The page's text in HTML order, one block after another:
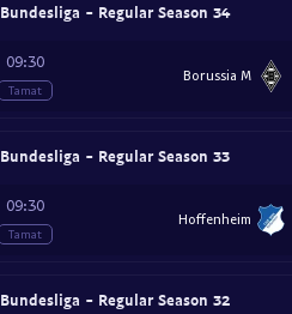
Bundesliga - Regular Season 34
09:30
Tamat
Borussia M
Bundesliga - Regular Season 33
09:30
Tamat
Hoffenheim
Bundesliga - Regular Season 32